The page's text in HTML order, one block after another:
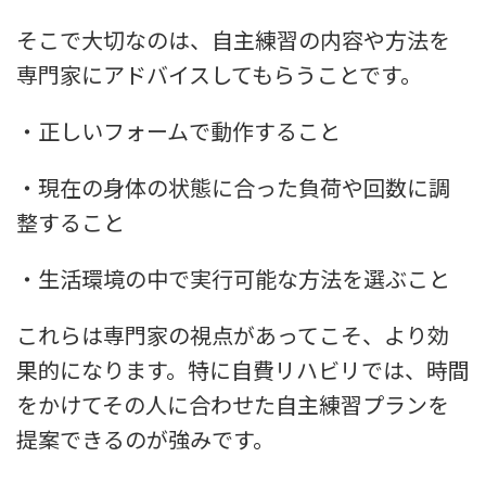
そこで大切なのは、自主練習の内容や方法を
専門家にアドバイスしてもらうことです。
・正しいフォームで動作すること
・現在の身体の状態に合った負荷や回数に調
整すること
・生活環境の中で実行可能な方法を選ぶこと
これらは専門家の視点があってこそ、より効
果的になります。特に自費リハビリでは、時間
をかけてその人に合わせた自主練習プランを
提案できるのが強みです。